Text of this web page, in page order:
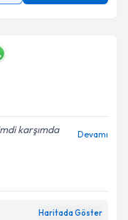
karşımda
Devamı
Haritada Göster